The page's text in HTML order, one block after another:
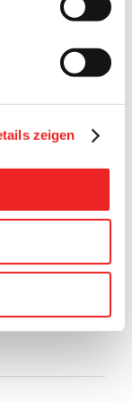
zeigen
Bär Partner,
Vorpahl,
So
mit Angabe
Peters unter